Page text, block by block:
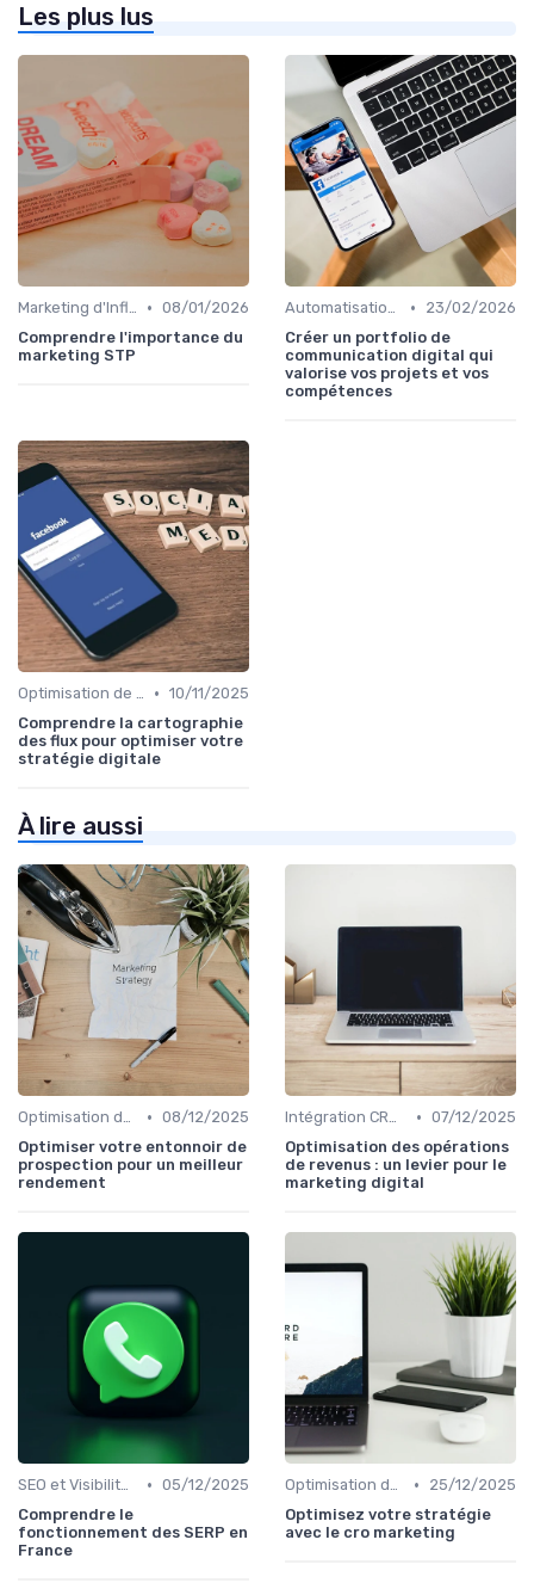
Les plus lus
Marketing d'Influence • 08/01/2026
Comprendre l'importance du
marketing STP
Automatisation du Marketing •
23/02/2026
Créer un portfolio de
communication digital qui
valorise vos projets et vos
compétences
Optimisation de Conversion (CRO) • 10/11/2025
Comprendre la cartographie
des flux pour optimiser votre
stratégie digitale
À lire aussi
Optimisation de Conversion (CRO) • 08/12/2025
Optimiser votre entonnoir de
prospection pour un meilleur
rendement
Intégration CRM et Marketing • 07/12/2025
Optimisation des opérations
de revenus : un levier pour le
marketing digital
SEO et Visibilité en Ligne • 05/12/2025
Comprendre le
fonctionnement des SERP en
France
Optimisation de Conversion (CRO) •
25/12/2025
Optimisez votre stratégie
avec le cro marketing